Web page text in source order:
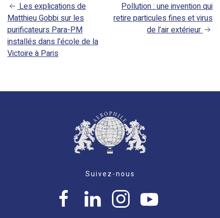
NAVIGATION
DE
L’ARTICLE
Les explications de
Matthieu Gobbi sur les
purificateurs Para-PM
installés dans l’école de la
Victoire à Paris
Pollution : une invention qui
retire particules fines et virus
de l’air extérieur
Suivez-nous